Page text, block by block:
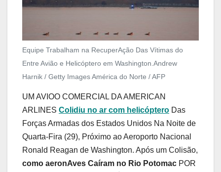
Equipe Trabalham na RecuperAção Das Vítimas do
Entre Avião e Helicóptero em Washington.Andrew
Harnik / Getty Images América do Norte / AFP
UM AVIOO COMERCIAL DA AMERICAN
ARLINES Colidiu no ar com helicóptero Das
Forças Armadas dos Estados Unidos Na Noite de
Quarta-Fira (29), Próximo ao Aeroporto Nacional
Ronald Reagan de Washington. Após um Colisão,
como aeronAves Caíram no Rio Potomac POR